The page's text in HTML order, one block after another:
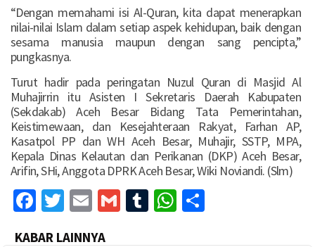
“Dengan memahami isi Al-Quran, kita dapat menerapkan
nilai-nilai Islam dalam setiap aspek kehidupan, baik dengan
sesama manusia maupun dengan sang pencipta,”
pungkasnya.
Turut hadir pada peringatan Nuzul Quran di Masjid Al
Muhajirrin itu Asisten I Sekretaris Daerah Kabupaten
(Sekdakab) Aceh Besar Bidang Tata Pemerintahan,
Keistimewaan, dan Kesejahteraan Rakyat, Farhan AP,
Kasatpol PP dan WH Aceh Besar, Muhajir, SSTP, MPA,
Kepala Dinas Kelautan dan Perikanan (DKP) Aceh Besar,
Arifin, SHi, Anggota DPRK Aceh Besar, Wiki Noviandi. (Slm)
Facebook
Twitter
EmailGmailTumblrWhatsApp
KABAR LAINNYA